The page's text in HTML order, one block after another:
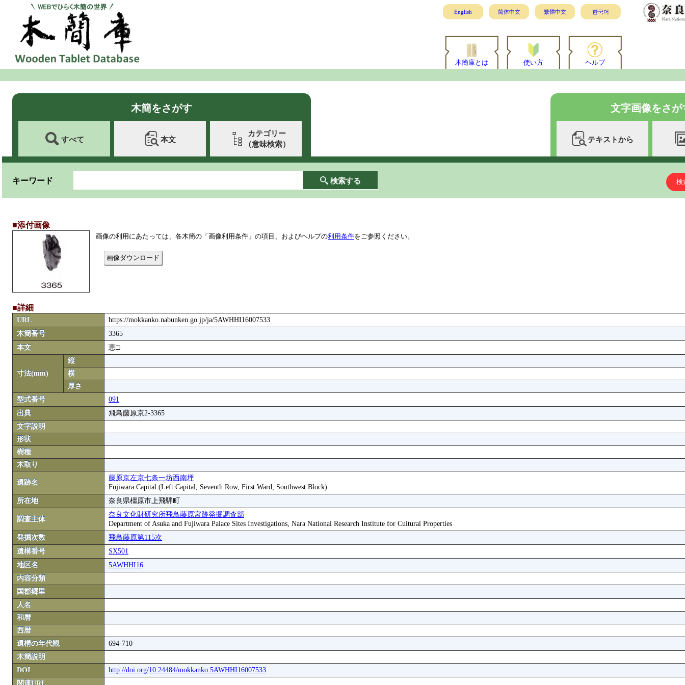
English 简体中文 繁體中文 한국어
木簡庫とは 使い方 ヘルプ
木簡をさがす
すべて 本文
カテゴリー
（意味検索）
文字画像をさが
テキストから
キーワード 検索する 検
■添付画像
画像の利用にあたっては、各木簡の「画像利用条件」の項目、およびヘルプの利用条件をご参照ください。
画像ダウンロード
■詳細
URL
https://mokkanko.nabunken.go.jp/ja/5AWHHI16007533
木簡番号
3365
本文
恵□
寸法(mm)
縦
横
厚さ
型式番号
091
出典
飛鳥藤原京2-3365
文字説明
形状
樹種
木取り
遺跡名
藤原京左京七条一坊西南坪
Fujiwara Capital (Left Capital, Seventh Row, First Ward, Southwest Block)
所在地
奈良県橿原市上飛騨町
調査主体
奈良文化財研究所飛鳥藤原宮跡発掘調査部
Department of Asuka and Fujiwara Palace Sites Investigations, Nara National Research Institute for Cultural Properties
発掘次数
飛鳥藤原第115次
遺構番号
SX501
地区名
5AWHHI16
内容分類
国郡郷里
人名
和暦
西暦
遺構の年代観
694-710
木簡説明
DOI
http://doi.org/10.24484/mokkanko.5AWHHI16007533
関連URL